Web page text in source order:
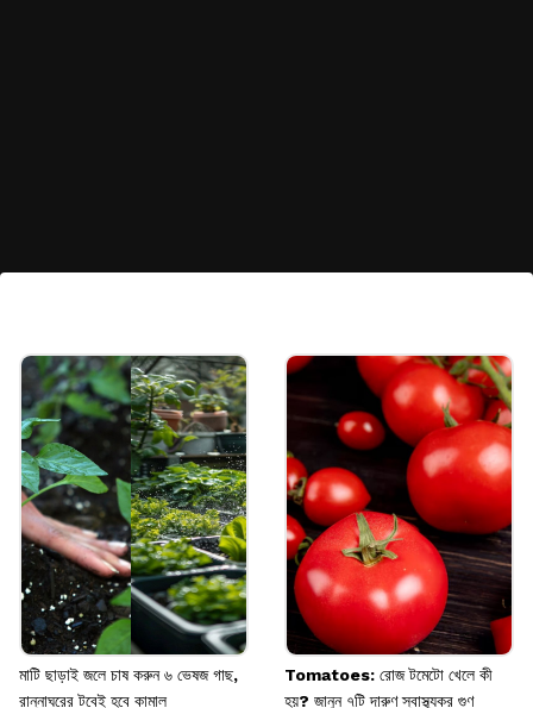
লিচুতে থাকা ফাইবার এবং জলীয় উপাদান বুক ও পেট
জ্বালা করার মতো সমস্যা দূর করতে পারে। এটি খেলে
অ্যাসিডিটির অস্বস্তি থেকে আরাম পাওয়া যায়।
Image credits: Freepik
মাটি ছাড়াই জলে চাষ করুন ৬ ভেষজ গাছ,
রান্নাঘরের টবেই হবে কামাল
Tomatoes: রোজ টমেটো খেলে কী
হয়? জানুন ৭টি দারুণ স্বাস্থ্যকর গুণ